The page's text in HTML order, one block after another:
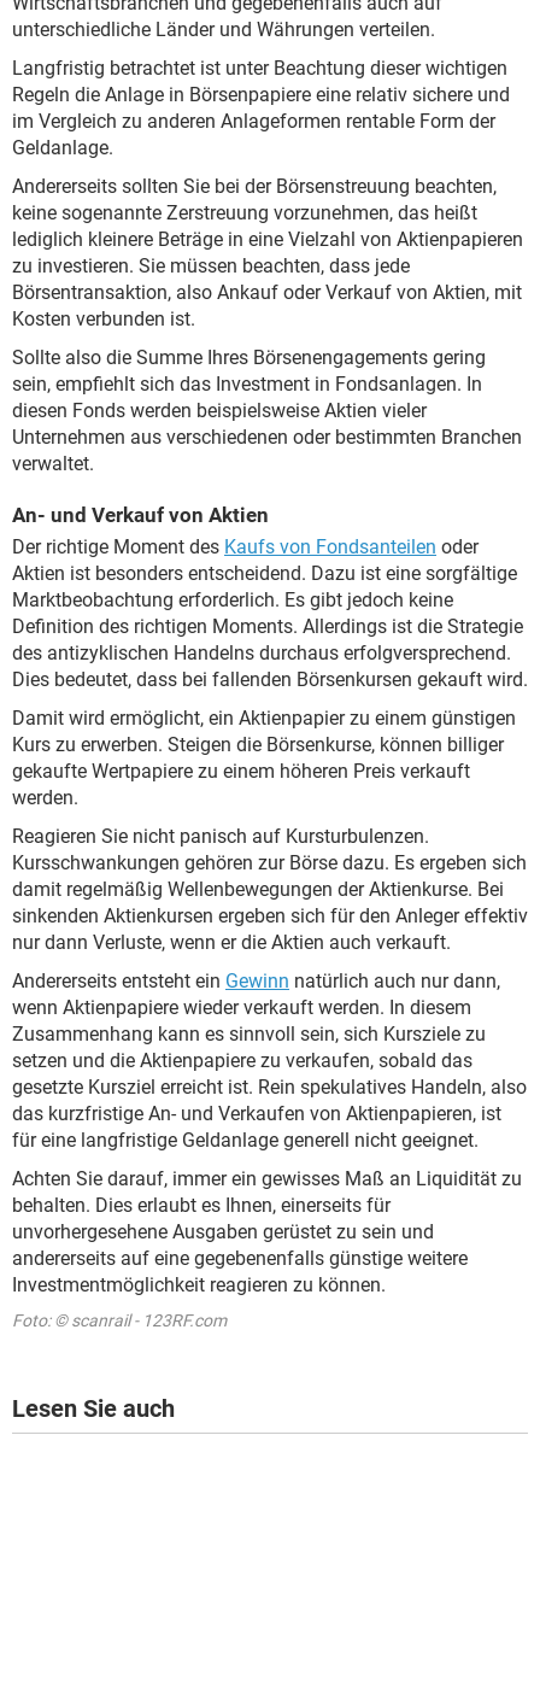
unterschiedliche Länder und Währungen verteilen.
Langfristig betrachtet ist unter Beachtung dieser wichtigen
Regeln die Anlage in Börsenpapiere eine relativ sichere und
im Vergleich zu anderen Anlageformen rentable Form der
Geldanlage.
Andererseits sollten Sie bei der Börsenstreuung beachten,
keine sogenannte Zerstreuung vorzunehmen, das heißt
lediglich kleinere Beträge in eine Vielzahl von Aktienpapieren
zu investieren. Sie müssen beachten, dass jede
Börsentransaktion, also Ankauf oder Verkauf von Aktien, mit
Kosten verbunden ist.
Sollte also die Summe Ihres Börsenengagements gering
sein, empfiehlt sich das Investment in Fondsanlagen. In
diesen Fonds werden beispielsweise Aktien vieler
Unternehmen aus verschiedenen oder bestimmten Branchen
verwaltet.
An- und Verkauf von Aktien
Der richtige Moment des Kaufs von Fondsanteilen oder
Aktien ist besonders entscheidend. Dazu ist eine sorgfältige
Marktbeobachtung erforderlich. Es gibt jedoch keine
Definition des richtigen Moments. Allerdings ist die Strategie
des antizyklischen Handelns durchaus erfolgversprechend.
Dies bedeutet, dass bei fallenden Börsenkursen gekauft wird.
Damit wird ermöglicht, ein Aktienpapier zu einem günstigen
Kurs zu erwerben. Steigen die Börsenkurse, können billiger
gekaufte Wertpapiere zu einem höheren Preis verkauft
werden.
Reagieren Sie nicht panisch auf Kursturbulenzen.
Kursschwankungen gehören zur Börse dazu. Es ergeben sich
damit regelmäßig Wellenbewegungen der Aktienkurse. Bei
sinkenden Aktienkursen ergeben sich für den Anleger effektiv
nur dann Verluste, wenn er die Aktien auch verkauft.
Andererseits entsteht ein Gewinn natürlich auch nur dann,
wenn Aktienpapiere wieder verkauft werden. In diesem
Zusammenhang kann es sinnvoll sein, sich Kursziele zu
setzen und die Aktienpapiere zu verkaufen, sobald das
gesetzte Kursziel erreicht ist. Rein spekulatives Handeln, also
das kurzfristige An- und Verkaufen von Aktienpapieren, ist
für eine langfristige Geldanlage generell nicht geeignet.
Achten Sie darauf, immer ein gewisses Maß an Liquidität zu
behalten. Dies erlaubt es Ihnen, einerseits für
unvorhergesehene Ausgaben gerüstet zu sein und
andererseits auf eine gegebenenfalls günstige weitere
Investmentmöglichkeit reagieren zu können.
Foto: © scanrail - 123RF.com
Lesen Sie auch